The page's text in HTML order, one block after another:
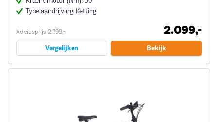
Type aandrijving: Ketting
Adviesprijs 2.799,- 2.099,-
Vergelijken Bekijk